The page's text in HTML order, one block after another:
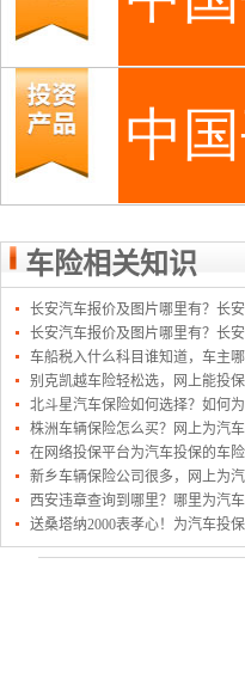
车险相关知识
长安汽车报价及图片哪里有？长
长安汽车报价及图片哪里有？长
车船税入什么科目谁知道，车主
别克凯越车险轻松选，网上能投
北斗星汽车保险如何选择？如何
株洲车辆保险怎么买？网上为汽车
在网络投保平台为汽车投保的车险
新乡车辆保险公司很多，网上为
西安违章查询到哪里？哪里为汽
送桑塔纳2000表孝心！为汽车投保